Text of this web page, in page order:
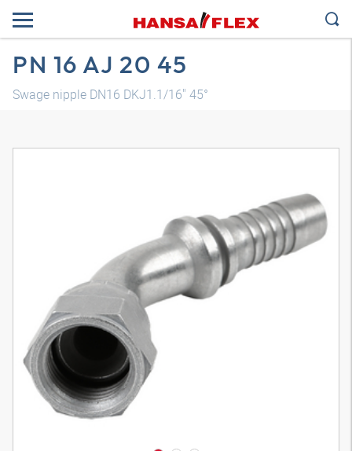
PN 16 AJ 20 45
Swage nipple DN16 DKJ1.1/16" 45°
Трехмерная модель